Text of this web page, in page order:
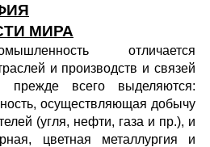
МИРА
отличается
и производств и связей
всего выделяются:
осуществляющая добычу
(угля, нефти, газа и пр.), и
цветная металлургия и